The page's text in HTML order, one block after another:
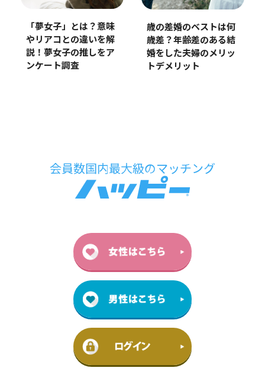
「夢女子」とは？意味
やリアコとの違いを解
説！夢女子の推しをア
ンケート調査
歳の差婚のベストは何
歳差？年齢差のある結
婚をした夫婦のメリッ
トデメリット